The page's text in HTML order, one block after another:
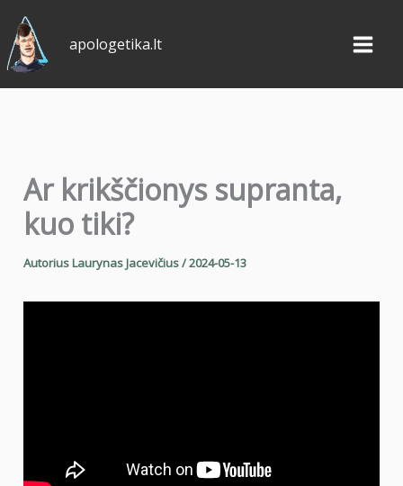
Pereiti
prie
turinio
apologetika.lt
Ar krikščionys supranta,
kuo tiki?
AutoriusLaurynas Jacevičius/2024-05-13